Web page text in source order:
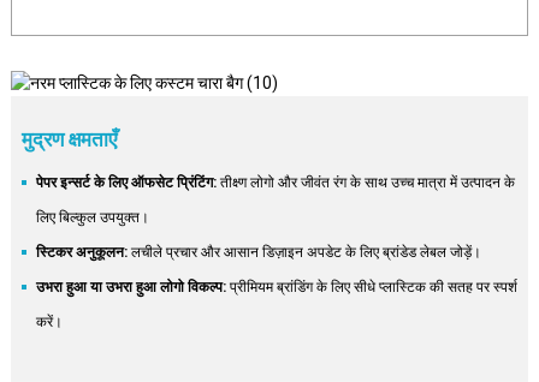
मुद्रण क्षमताएँ
पेपर इन्सर्ट के लिए ऑफसेट प्रिंटिंग:तीक्ष्ण लोगो और जीवंत रंग के साथ उच्च मात्रा में उत्पादन के
लिए बिल्कुल उपयुक्त।
स्टिकर अनुकूलन: लचीले प्रचार और आसान डिज़ाइन अपडेट के लिए ब्रांडेड लेबल जोड़ें।
उभरा हुआ या उभरा हुआ लोगो विकल्प:प्रीमियम ब्रांडिंग के लिए सीधे प्लास्टिक की सतह पर स्पर्श
करें।